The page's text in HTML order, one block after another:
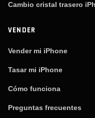
Cambio cristal trasero
VENDER
Vender mi iPhone
Tasar mi iPhone
Cómo funciona
Preguntas frecuentes